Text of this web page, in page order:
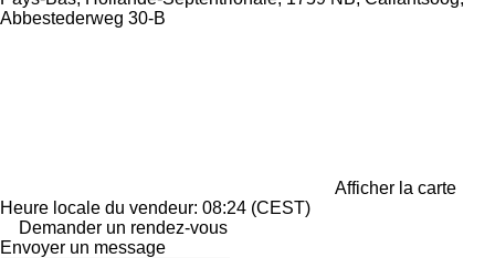
Abbestederweg 30-B
Afficher la carte
Heure locale du vendeur: 08:24 (CEST)
Demander un rendez-vous
Envoyer un message